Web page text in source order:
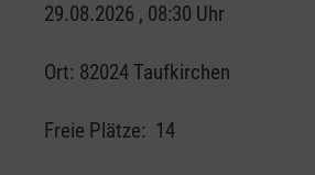
29.08.2026 , 08:30 Uhr
Ort: 82024 Taufkirchen
Freie Plätze: 14